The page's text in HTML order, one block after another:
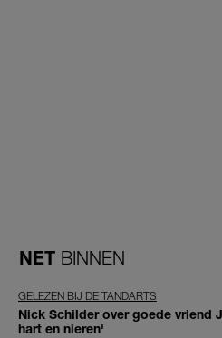
NET BINNEN
GELEZEN BIJ DE TANDARTS
Nick Schilder over goede vriend
hart en nieren'